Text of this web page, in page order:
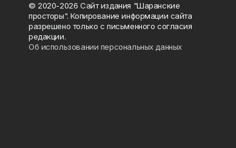
© 2020-2026 Сайт издания "Шаранские
просторы". Копирование информации сайта
разрешено только с письменного согласия
редакции.
Об использовании персональных данных